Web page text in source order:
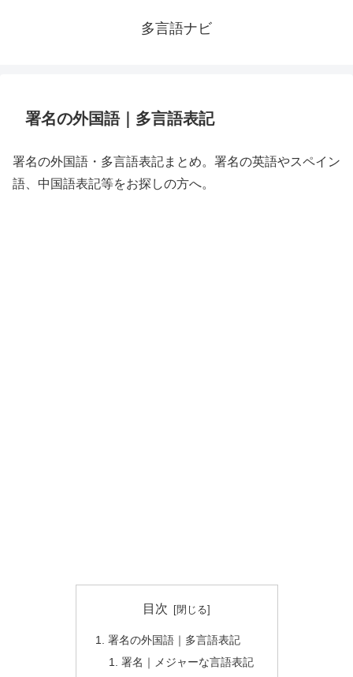
多言語ナビ
署名の外国語｜多言語表記
署名の外国語・多言語表記まとめ。署名の英語やスペイン
語、中国語表記等をお探しの方へ。
目次
署名の外国語｜多言語表記
署名｜メジャーな言語表記